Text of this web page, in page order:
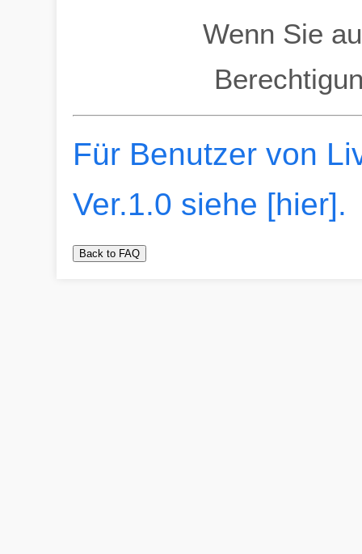
Wenn Sie
Für Benutzer von
Ver.1.0 siehe [hier].
Back to FAQ